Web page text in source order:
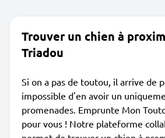
Trouver un chien à
Triadou
Si on a pas de toutou, il arrive de
impossible d'en avoir un
promenades. Emprunte Mon
pour vous ! Notre plateforme